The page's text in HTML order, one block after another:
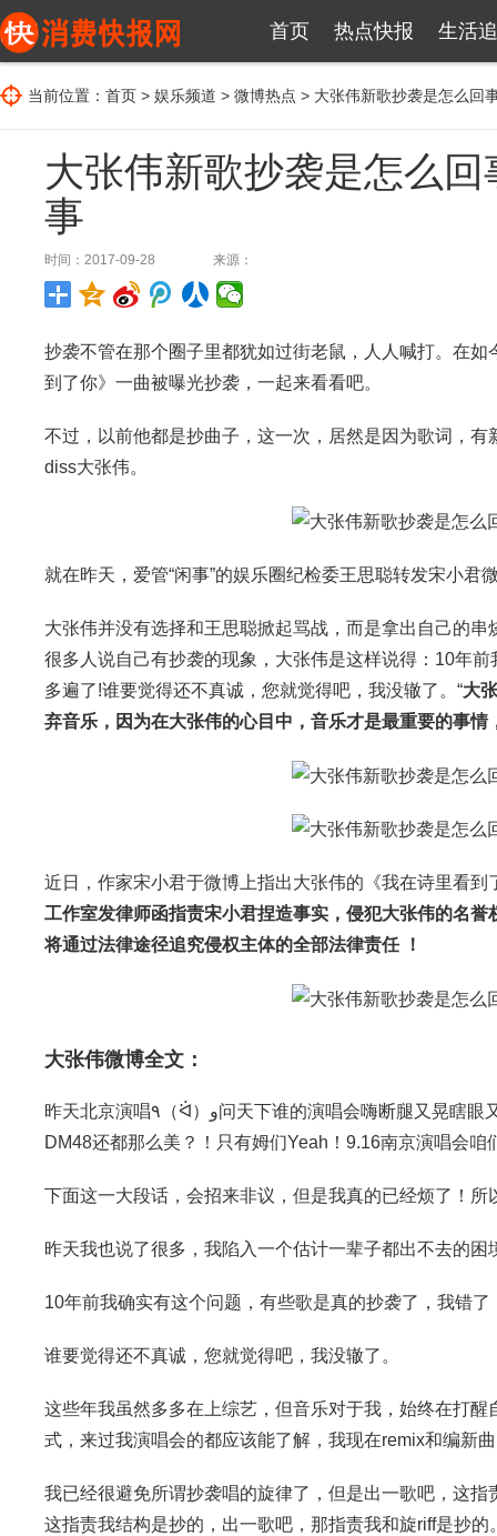
首页 热点快报 生活
当前位置： 首页 > 娱乐频道 > 微博热点 > 大张伟新歌抄袭是怎么回
大张伟新歌抄袭是怎么
事
时间：2017-09-28 来源：
抄袭不管在那个圈子里都犹如过街老鼠，人人喊打。在
到了你》一曲被曝光抄袭，一起来看看吧。
不过，以前他都是抄曲子，这一次，居然是因为歌词，
diss大张伟。
就在昨天，爱管“闲事”的娱乐圈纪检委王思聪转发宋小君
大张伟并没有选择和王思聪掀起骂战，而是拿出自己的
很多人说自己有抄袭的现象，大张伟是这样说得：10年
多遍了!谁要觉得还不真诚，您就觉得吧，我没辙了。“大
弃音乐，因为在大张伟的心目中，音乐才是最重要的事
近日，作家宋小君于微博上指出大张伟的《我在诗里看
工作室发律师函指责宋小君捏造事实，侵犯大张伟的名
将通过法律途径追究侵权主体的全部法律责任 ！
大张伟微博全文：
昨天北京演唱٩（ᐛ）و问天下谁的演唱会嗨断腿又晃瞎眼又燥又爆笑又综艺又深情又曲艺又新潮又撩人又天真又深刻，
DM48还都那么美？！只有姆们Yeah！9.16南京演唱会咱
下面这一大段话，会招来非议，但是我真的已经烦了！所
昨天我也说了很多，我陷入一个估计一辈子都出不去的
10年前我确实有这个问题，有些歌是真的抄袭了，我错
谁要觉得还不真诚，您就觉得吧，我没辙了。
这些年我虽然多多在上综艺，但音乐对于我，始终在打
式，来过我演唱会的都应该能了解，我现在remix和编新
我已经很避免所谓抄袭唱的旋律了，但是出一歌吧，这
这指责我结构是抄的，出一歌吧，那指责我和旋riff是抄